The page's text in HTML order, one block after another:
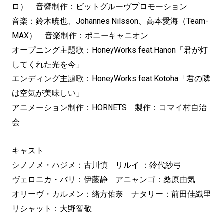
ロ） 音響制作：ビットグルーヴプロモーション
音楽：鈴木暁也、Johannes Nilsson、高本愛海（Team-
MAX） 音楽制作：ポニーキャニオン
オープニング主題歌：HoneyWorks feat.Hanon「君が灯
してくれた光を今」
エンディング主題歌：HoneyWorks feat.Kotoha「君の隣
は空気が美味しい」
アニメーション制作：HORNETS 製作：コマイ村自治
会
キャスト
シノノメ・ハジメ：古川慎 リルイ ：鈴代紗弓
ヴェロニカ・バリ：伊藤静 アニャンゴ：桑原由気
オリーヴ・カルメン：緒方佑奈 ナタリー：前田佳織里
リシャット：大野智敬